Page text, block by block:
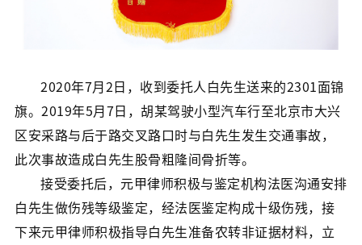
2020年7月2日，收到委托人白先生送来的2301面锦
旗。2019年5月7日，胡某驾驶小型汽车行至北京市大兴
区安采路与后于路交叉路口时与白先生发生交通事故，
此次事故造成白先生股骨粗隆间骨折等。
接受委托后，元甲律师积极与鉴定机构法医沟通安排
白先生做伤残等级鉴定，经法医鉴定构成十级伤残，接
下来元甲律师积极指导白先生准备农转非证据材料，立